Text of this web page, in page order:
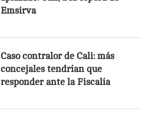
Emsirva
Caso contralor de Cali: más
concejales tendrían que
responder ante la Fiscalía